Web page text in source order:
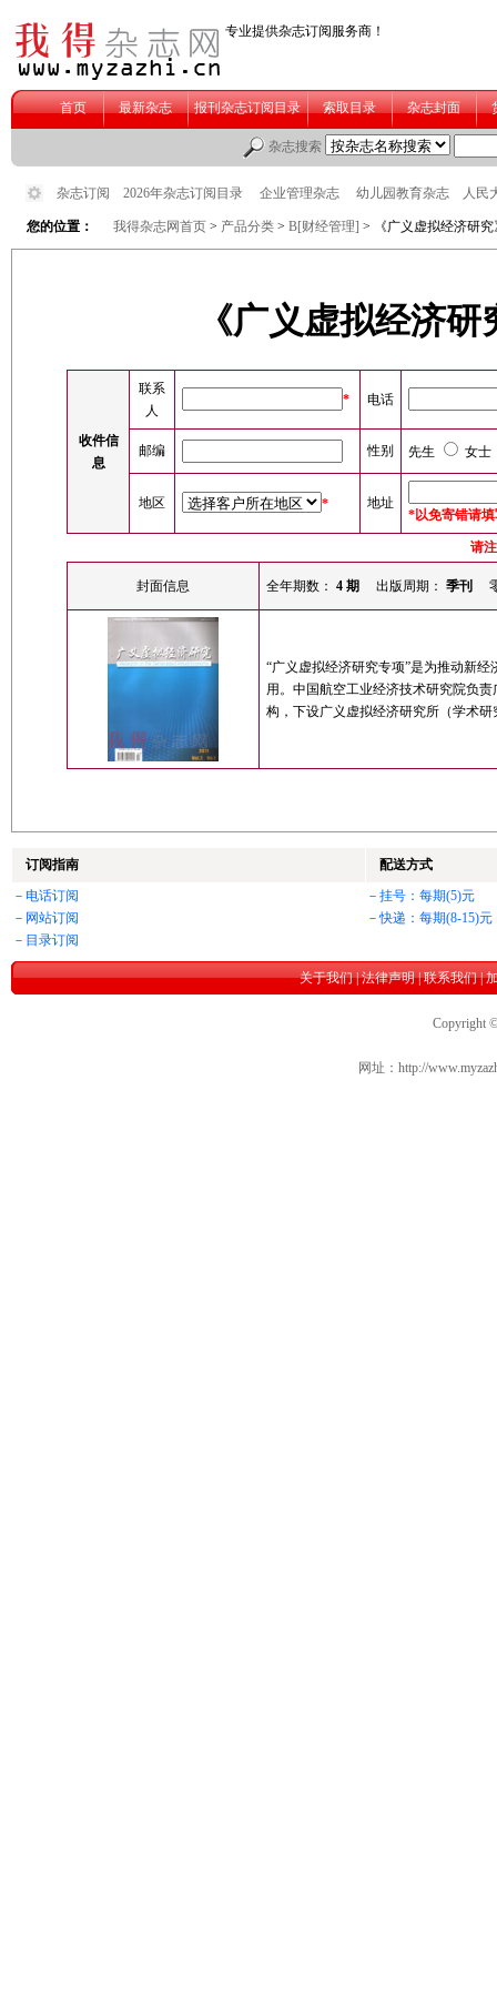
您的位置： 我得杂志网首页 > 产品分类 > B[财经管理] > 《广义虚拟经济研
《广义虚拟经济
收件信
息
联系
人
* 电话
邮编 性别 先生 女士
地区 * 地址
*以免寄错请
请
封面信息 全年期数： 4 期 出版周期： 季刊
“广义虚拟经济研究专项”是为推动新
用。中国航空工业经济技术研究院负
构，下设广义虚拟经济研究所（学术